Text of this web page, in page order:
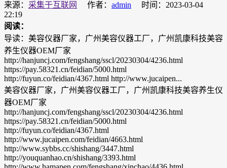
来源： 采集于互联网 作者： admin
时间：2023-03-04
22:19
阅读：
导读：美容仪器厂家，广州美容仪器工厂，广州凯康科技美容
养生仪器OEM厂家
http://hanjuncj.com/fengshang/sscl/20230304/4236.html
https://pay.58321.cn/feidian/5000.html
http://fuyun.co/feidian/4367.html http://www.jucaipen...
美容仪器厂家，广州美容仪器工厂，广州凯康科技美容养生仪
器OEM厂家
http://hanjuncj.com/fengshang/sscl/20230304/4236.html
https://pay.58321.cn/feidian/5000.html
http://fuyun.co/feidian/4367.html
http://www.jucaipen.com/feidian/4663.html
http://www.sybbs.cc/shishang/3447.html
http://youquanhao.cn/shishang/3393.html